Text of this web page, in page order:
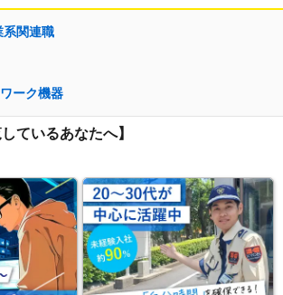
系関連職
ーク機器
ているあなたへ】